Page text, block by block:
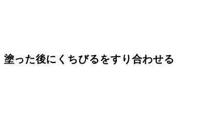
塗った後にくちびるをすり合わせる